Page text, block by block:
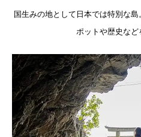
国生みの地として日本では特別な
ポットや歴史など